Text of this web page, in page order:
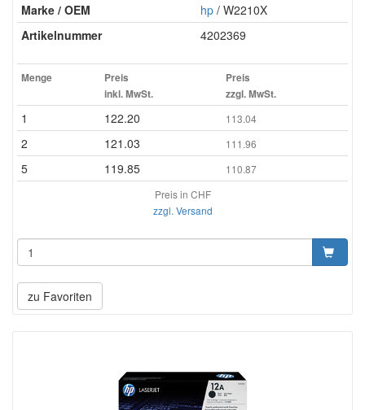
Marke / OEM
hp / W2210X
Artikelnummer
4202369
Menge
Preis
inkl. MwSt.
Preis
zzgl. MwSt.
1 122.20 113.04
2 121.03 111.96
5 119.85
110.87
Preis in CHF
zzgl. Versand
zu Favoriten